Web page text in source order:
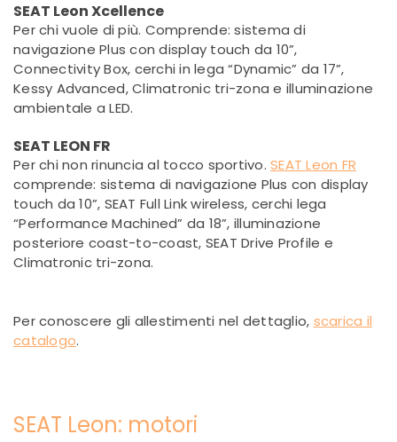
SEAT Leon Xcellence
Per chi vuole di più. Comprende: sistema di
navigazione Plus con display touch da 10”,
Connectivity Box, cerchi in lega “Dynamic” da 17”,
Kessy Advanced, Climatronic tri-zona e illuminazione
ambientale a LED.
SEAT LEON FR
Per chi non rinuncia al tocco sportivo. SEAT Leon FR
comprende: sistema di navigazione Plus con display
touch da 10”, SEAT Full Link wireless, cerchi lega
“Performance Machined” da 18”, illuminazione
posteriore coast-to-coast, SEAT Drive Profile e
Climatronic tri-zona.
Per conoscere gli allestimenti nel dettaglio, scarica il
catalogo.
SEAT Leon: motori